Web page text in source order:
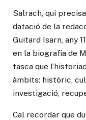
Salrach, qui
datació de la
Guitard Isarn, any
en la biografia de
tasca que
àmbits: històric,
investigació,
Cal recordar que